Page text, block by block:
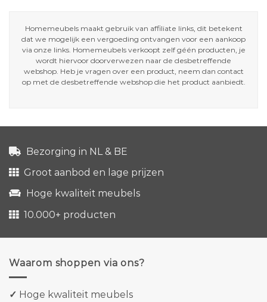
Homemeubels maakt gebruik van affiliate links, dit betekent
dat we mogelijk een vergoeding ontvangen voor een aankoop
via onze links. Homemeubels verkoopt zelf géén producten, je
wordt hiervoor doorverwezen naar de desbetreffende
webshop. Heb je vragen over een product, neem dan contact
op met de desbetreffende webshop die het product aanbiedt.
Bezorging in NL & BE
Groot aanbod en lage prijzen
Hoge kwaliteit meubels
10.000+ producten
Waarom shoppen via ons?
✓ Hoge kwaliteit meubels